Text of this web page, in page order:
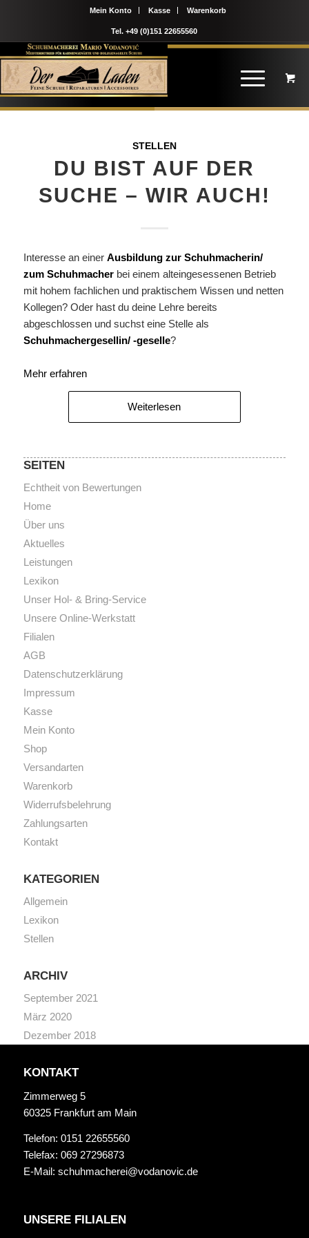
Mein Konto Kasse Warenkorb
Tel. +49 (0)151 22655560
STELLEN
DU BIST AUF DER
SUCHE – WIR AUCH!
Interesse an einer Ausbildung zur Schuhmacherin/
zum Schuhmacherbei einem alteingesessenen Betrieb
mit hohem fachlichen und praktischem Wissen und netten
Kollegen? Oder hast du deine Lehre bereits
abgeschlossen und suchst eine Stelle als
Schuhmachergesellin/ -geselle?
Mehr erfahren
Weiterlesen
SEITEN
Echtheit von Bewertungen
Home
Über uns
Aktuelles
Leistungen
Lexikon
Unser Hol- & Bring-Service
Unsere Online-Werkstatt
Filialen
AGB
Datenschutzerklärung
Impressum
Kasse
Mein Konto
Shop
Versandarten
Warenkorb
Widerrufsbelehrung
Zahlungsarten
Kontakt
KATEGORIEN
Allgemein
Lexikon
Stellen
ARCHIV
September 2021
März 2020
Dezember 2018
KONTAKT
Zimmerweg 5
60325 Frankfurt am Main
Telefon: 0151 22655560
Telefax: 069 27296873
E-Mail: schuhmacherei@vodanovic.de
UNSERE FILIALEN